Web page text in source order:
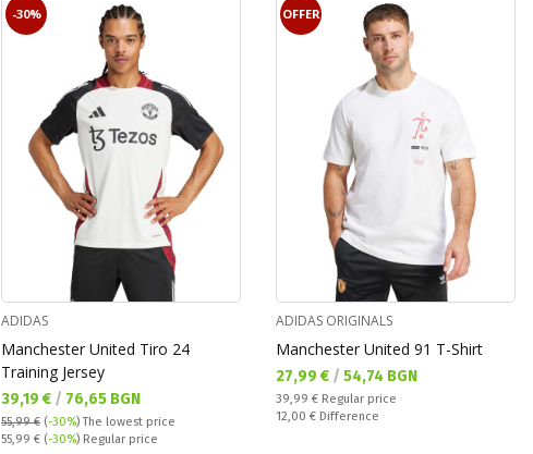
-30%
ADIDAS
Manchester United Tiro 24
Training Jersey
Текуща цена:
39,19 € / 76,65 BGN
55,99 € (-30%)The lowest price
Regular price:
55,99 € (-30%) Regular price
OFFER
ADIDAS ORIGINALS
Manchester United 91 T-Shirt
Текуща цена:
27,99 € / 54,74 BGN
Regular price:
39,99 € Regular price
Спестявате:
12,00 € Difference